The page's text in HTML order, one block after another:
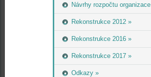
Návrhy rozpočtu organizace
Rekonstrukce 2012 »
Rekonstrukce 2016 »
Rekonstrukce 2017 »
Odkazy »